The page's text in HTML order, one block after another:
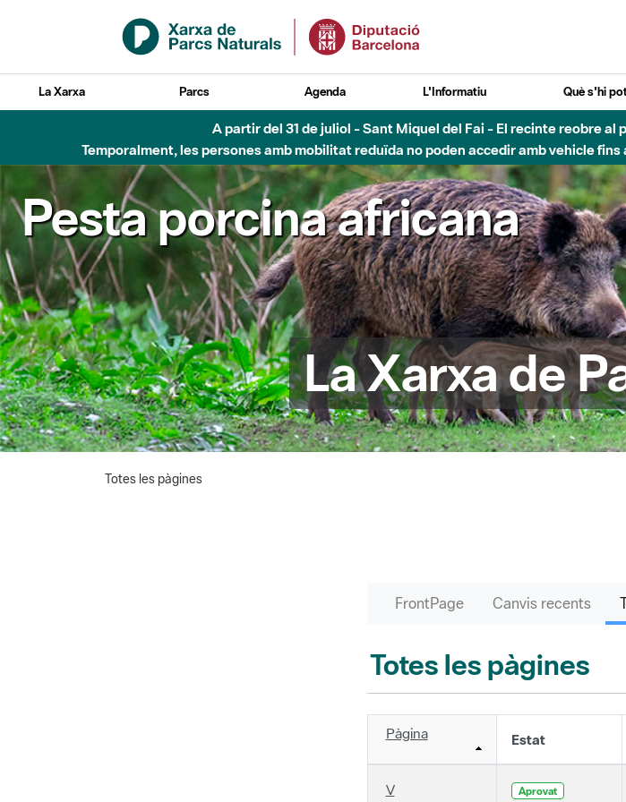
Salta al contingut principal
La Xarxa Parcs Agenda L'Informatiu Què s'hi
A partir del 31 de juliol - Sant Miquel del Fai - El recinte reobre
Temporalment, les persones amb mobilitat reduïda no poden accedir amb vehicle
Pesta porcina africana
La Xarxa de
Totes les pàgines
FrontPage Canvis recents
Totes les pàgines
Pàgina Estat
V Aprovat